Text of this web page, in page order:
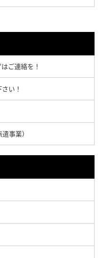
ご連絡を！
い！
事業）